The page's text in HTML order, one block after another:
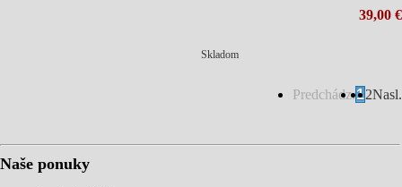
39,00 €
Skladom
Predchádz.12Nasl.
Naše ponuky